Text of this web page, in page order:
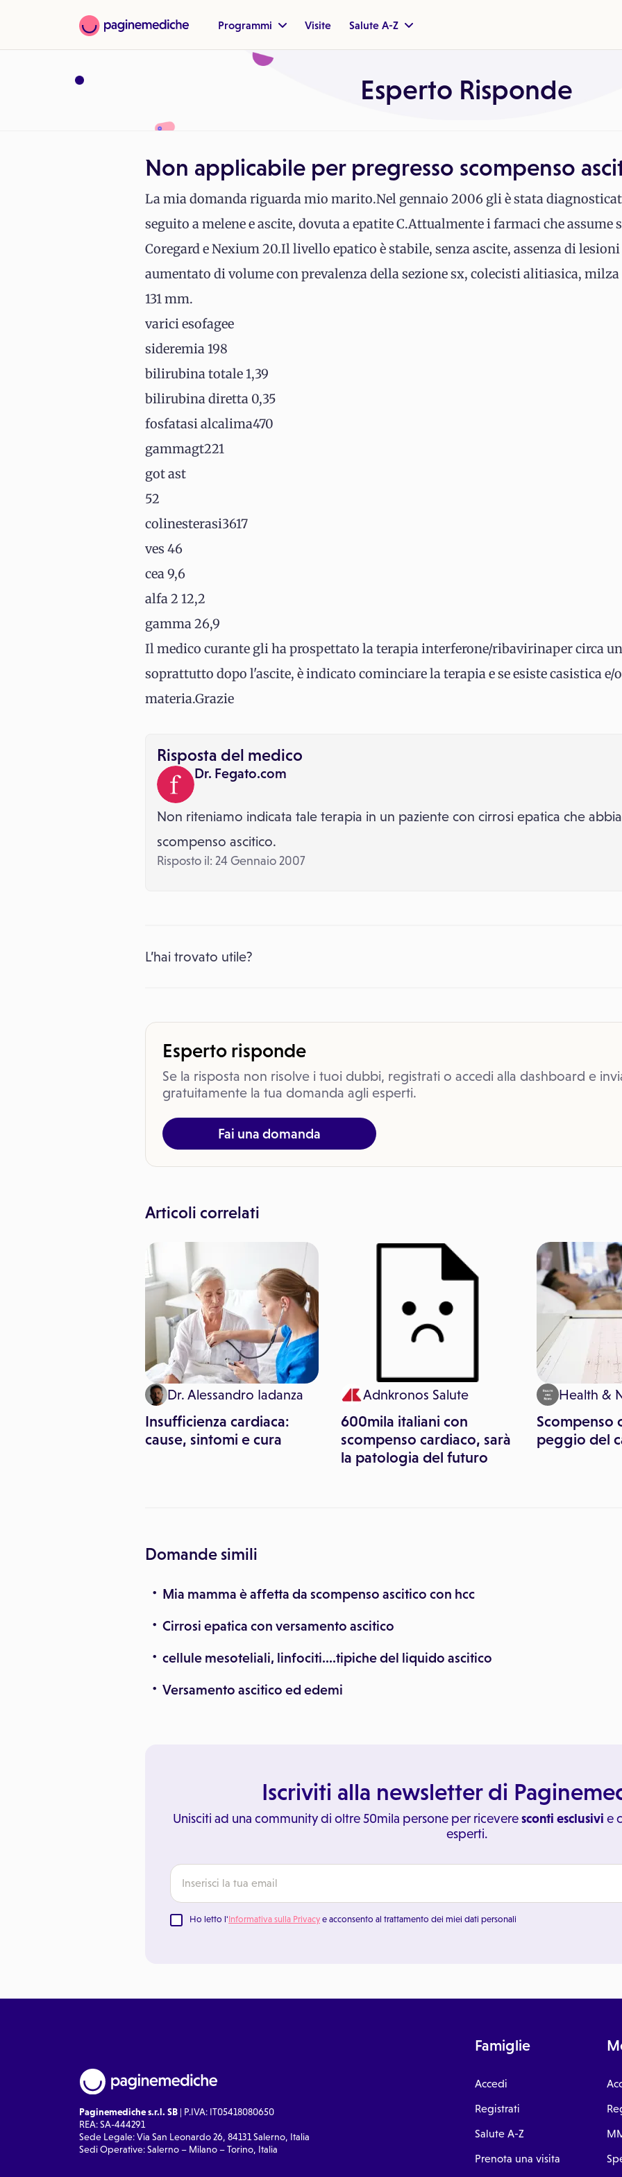
Programmi Visite Salute A-Z
Esperto Risponde
Non applicabile per pregresso scompenso
La mia domanda riguarda mio marito.Nel gennaio 2006 gli è stata
seguito a melene e ascite, dovuta a epatite C.Attualmente i farmaci che
Coregard e Nexium 20.Il livello epatico è stabile, senza ascite, assenza di
aumentato di volume con prevalenza della sezione sx, colecisti alitiasica,
131 mm.
varici esofagee
sideremia 198
bilirubina totale 1,39
bilirubina diretta 0,35
fosfatasi alcalima470
gammagt221
got ast
52
colinesterasi3617
ves 46
cea 9,6
alfa 2 12,2
gamma 26,9
Il medico curante gli ha prospettato la terapia interferone/ribavirinaper circa
soprattutto dopo l'ascite, è indicato cominciare la terapia e se esiste casistica
materia.Grazie
Risposta del medico
Dr. Fegato.com
Non riteniamo indicata tale terapia in un paziente con cirrosi epatica che
scompenso ascitico.
Risposto il: 24 Gennaio 2007
L’hai trovato utile?
Esperto risponde
Se la risposta non risolve i tuoi dubbi, registrati o accedi alla dashboard e
gratuitamente la tua domanda agli esperti.
Fai una domanda
Articoli correlati
Dr. Alessandro Iadanza
Insufficienza cardiaca:
cause, sintomi e cura
Adnkronos Salute
600mila italiani con
scompenso cardiaco, sarà
la patologia del futuro
Health &
Scompenso
peggio del
Domande simili
Mia mamma è affetta da scompenso ascitico con hcc
Cirrosi epatica con versamento ascitico
cellule mesoteliali, linfociti....tipiche del liquido ascitico
Versamento ascitico ed edemi
Iscriviti alla newsletter di
Unisciti ad una community di oltre 50mila persone per riceveresconti esclusivi e
esperti.
Ho letto l'Informativa sulla Privacy e acconsento al trattamento dei miei dati personali
Paginemediche s.r.l. SB | P.IVA: IT05418080650
REA: SA-444291
Sede Legale: Via San Leonardo 26, 84131 Salerno, Italia
Sedi Operative: Salerno – Milano – Torino, Italia
Famiglie
Accedi
Registrati
Salute A-Z
Prenota una visita